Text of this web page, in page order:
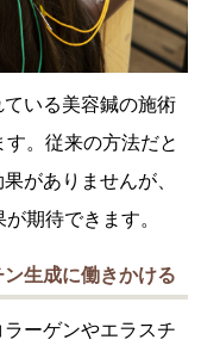
いる美容鍼の施術
。従来の方法だと
がありませんが、
期待できます。
生成に働きかける
ーゲンやエラスチ